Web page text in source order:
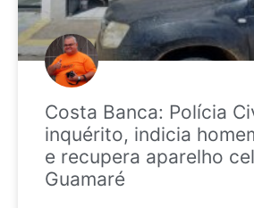
Costa Banca: Polícia
inquérito, indicia
e recupera aparelho
Guamaré